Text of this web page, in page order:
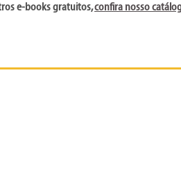
e-books gratuitos,confira nosso